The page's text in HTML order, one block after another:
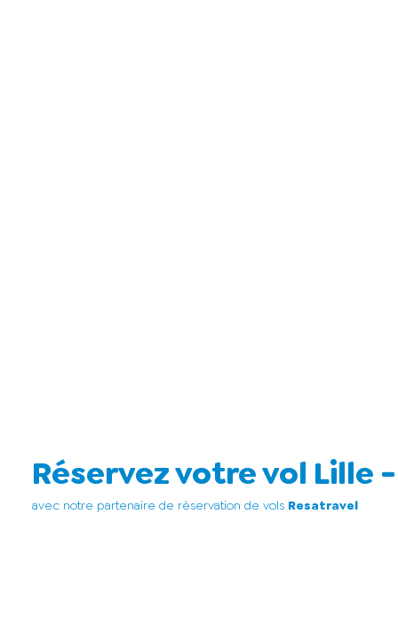
Réservez votre vol Lille
avec notre partenaire de réservation de vols Resatravel